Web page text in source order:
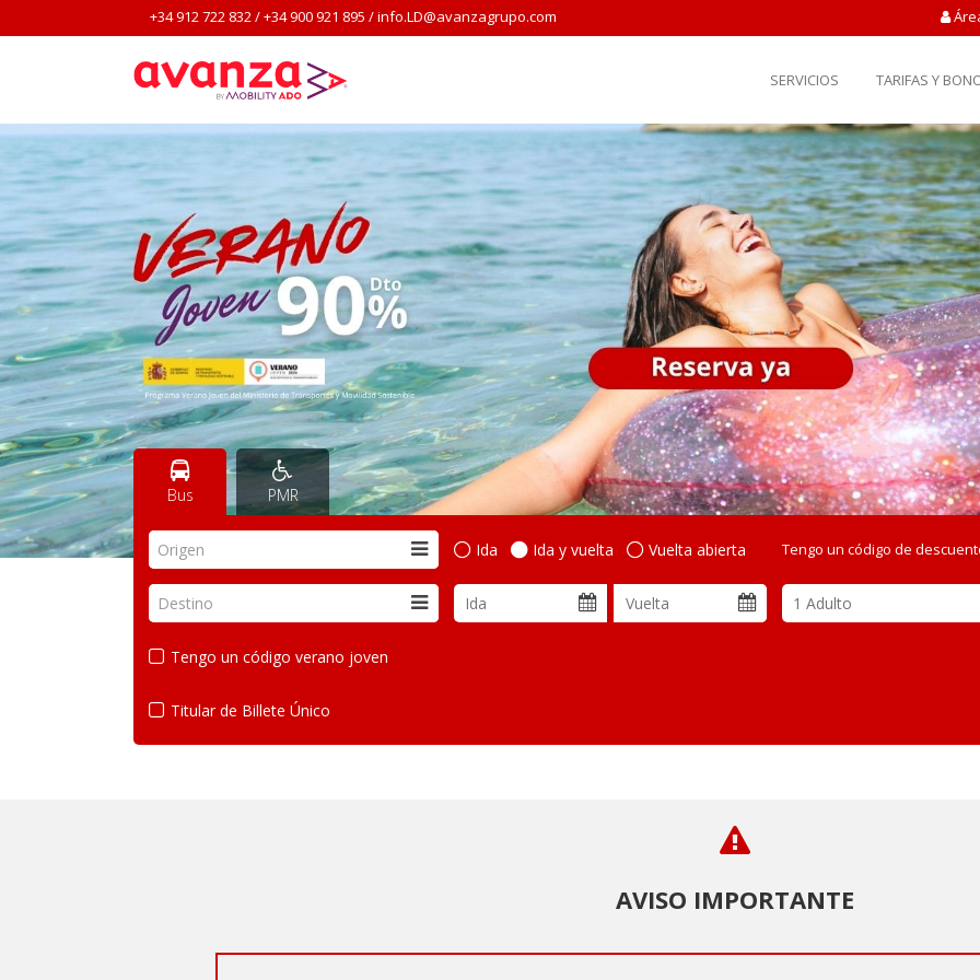
+34 912 722 832/+34 900 921 895 /info.LD@avanzagrupo.com
SERVICIOS TARIFAS Y
Bus PMR
Origen
Destino
Ida Ida y vuelta Vuelta abierta Tengo un código de
Tengo un código verano joven
Titular de Billete Único
AVISO IMPORTANTE